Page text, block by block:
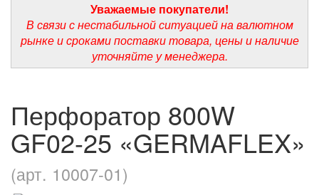
Уважаемые покупатели!
В связи с нестабильной ситуацией на валютном
рынке и сроками поставки товара, цены и наличие
уточняйте у менеджера.
Перфоратор 800W
GF02-25 «GERMAFLEX»
(арт. 10007-01)